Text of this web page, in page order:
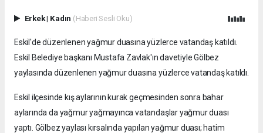
Erkek| Kadın (Haberi Sesli Oku)
Eskil'de düzenlenen yağmur duasına yüzlerce vatandaş katıldı.
Eskil Belediye başkanı Mustafa Zavlak'ın davetiyle Gölbez
yaylasında düzenlenen yağmur duasına yüzlerce vatandaş katıldı.
Eskil ilçesinde kış aylarının kurak geçmesinden sonra bahar
aylarında da yağmur yağmayınca vatandaşlar yağmur duası
yaptı. Gölbez yaylası kırsalında yapılan yağmur duası; hatim